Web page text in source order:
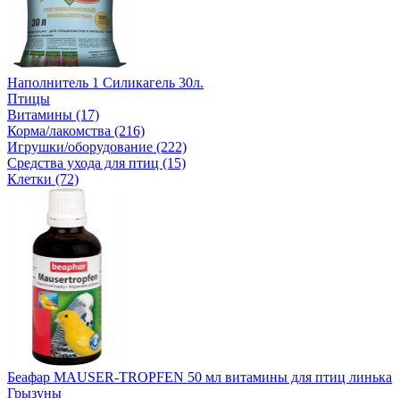
Наполнитель 1 Силикагель 30л.
Птицы
Витамины (17)
Корма/лакомства (216)
Игрушки/оборудование (222)
Средства ухода для птиц (15)
Клетки (72)
Беафар MAUSER-TROPFEN 50 мл витамины для птиц линька
Грызуны